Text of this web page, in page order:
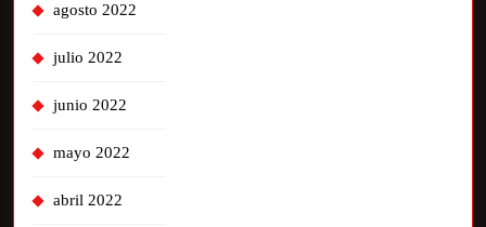
agosto 2022
julio 2022
junio 2022
mayo 2022
abril 2022